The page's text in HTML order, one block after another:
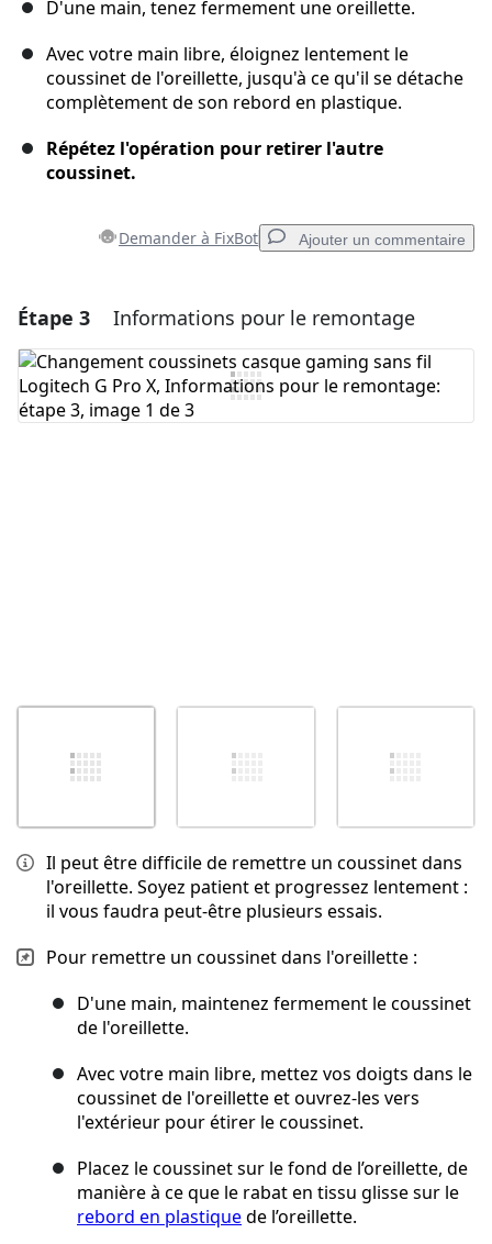
D'une main, tenez fermement une oreillette.
Avec votre main libre, éloignez lentement le
coussinet de l'oreillette, jusqu'à ce qu'il se détache
complètement de son rebord en plastique.
Répétez l'opération pour retirer l'autre
coussinet.
Demander à FixBot Ajouter un commentaire
Ajouter un commentaire
Ajouter un commentaire
Étape 3 Informations pour le remontage
Il peut être difficile de remettre un coussinet dans
l'oreillette. Soyez patient et progressez lentement :
il vous faudra peut-être plusieurs essais.
Pour remettre un coussinet dans l'oreillette :
D'une main, maintenez fermement le coussinet
de l'oreillette.
Avec votre main libre, mettez vos doigts dans le
coussinet de l'oreillette et ouvrez-les vers
l'extérieur pour étirer le coussinet.
Placez le coussinet sur le fond de l’oreillette, de
manière à ce que le rabat en tissu glisse sur le
rebord en plastiquede l’oreillette.